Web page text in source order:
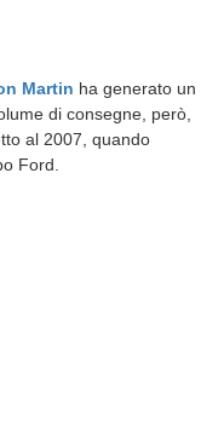
Martin ha generato un
di consegne, però,
al 2007, quando
Ford.